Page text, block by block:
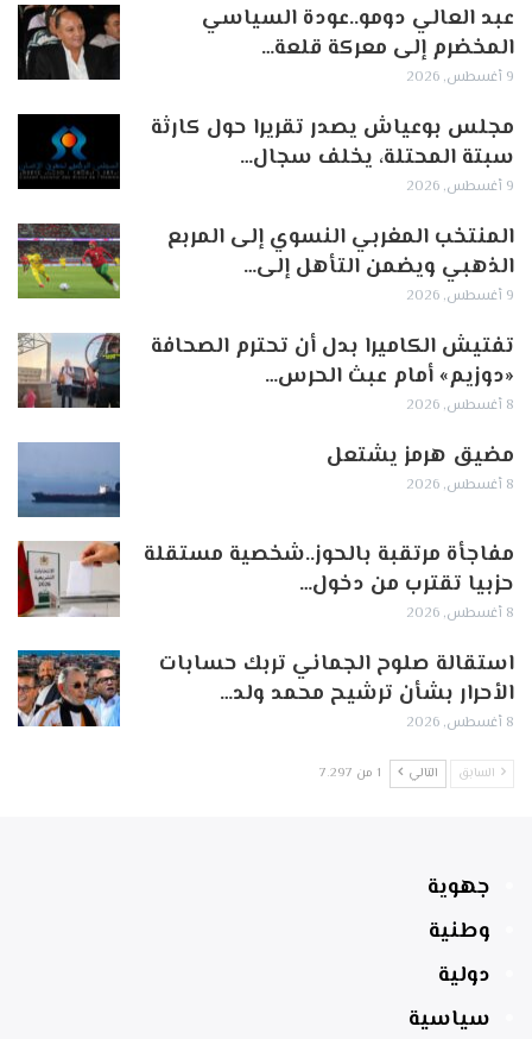
عبد العالي دومو..عودة السياسي
المخضرم إلى معركة قلعة…
9 أغسطس, 2026
مجلس بوعياش يصدر تقريرا حول كارثة
سبتة المحتلة، يخلف سجال…
9 أغسطس, 2026
المنتخب المغربي النسوي إلى المربع
الذهبي ويضمن التأهل إلى…
9 أغسطس, 2026
تفتيش الكاميرا بدل أن تحترم الصحافة
«دوزيم» أمام عبث الحرس…
8 أغسطس, 2026
مضيق هرمز يشتعل
8 أغسطس, 2026
مفاجأة مرتقبة بالحوز..شخصية مستقلة
حزبيا تقترب من دخول…
8 أغسطس, 2026
استقالة صلوح الجماني تربك حسابات
الأحرار بشأن ترشيح محمد ولد…
8 أغسطس, 2026
السابق التالي 1 من 7٬297
جهوية
وطنية
دولية
سياسية